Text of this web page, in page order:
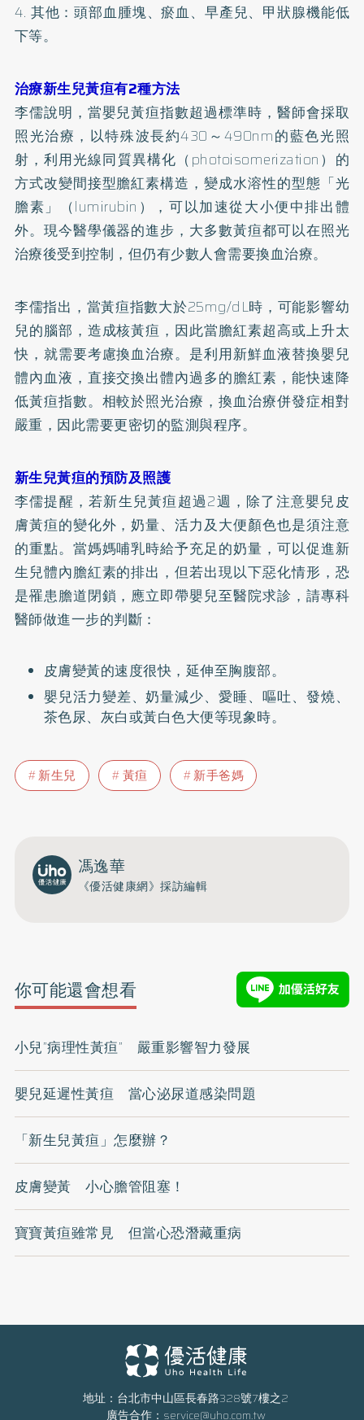
4. 其他：頭部血腫塊、瘀血、早產兒、甲狀腺機能低
下等。
治療新生兒黃疸有2種方法
李儒說明，當嬰兒黃疸指數超過標準時，醫師會採取
照光治療，以特殊波長約430～490nm的藍色光照
射，利用光線同質異構化（photoisomerization）的
方式改變間接型膽紅素構造，變成水溶性的型態「光
膽素」（lumirubin），可以加速從大小便中排出體
外。現今醫學儀器的進步，大多數黃疸都可以在照光
治療後受到控制，但仍有少數人會需要換血治療。
李儒指出，當黃疸指數大於25mg/dL時，可能影響幼
兒的腦部，造成核黃疸，因此當膽紅素超高或上升太
快，就需要考慮換血治療。是利用新鮮血液替換嬰兒
體內血液，直接交換出體內過多的膽紅素，能快速降
低黃疸指數。相較於照光治療，換血治療併發症相對
嚴重，因此需要更密切的監測與程序。
新生兒黃疸的預防及照護
李儒提醒，若新生兒黃疸超過2週，除了注意嬰兒皮
膚黃疸的變化外，奶量、活力及大便顏色也是須注意
的重點。當媽媽哺乳時給予充足的奶量，可以促進新
生兒體內膽紅素的排出，但若出現以下惡化情形，恐
是罹患膽道閉鎖，應立即帶嬰兒至醫院求診，請專科
醫師做進一步的判斷：
皮膚變黃的速度很快，延伸至胸腹部。
嬰兒活力變差、奶量減少、愛睡、嘔吐、發燒、
茶色尿、灰白或黃白色大便等現象時。
新生兒 黃疸 新手爸媽
馮逸華
《優活健康網》採訪編輯
你可能還會想看
小兒”病理性黃疸” 嚴重影響智力發展
嬰兒延遲性黃疸 當心泌尿道感染問題
「新生兒黃疸」怎麼辦？
皮膚變黃 小心膽管阻塞！
寶寶黃疸雖常見 但當心恐潛藏重病
地址：台北市中山區長春路328號7樓之2
廣告合作： service@uho.com.tw